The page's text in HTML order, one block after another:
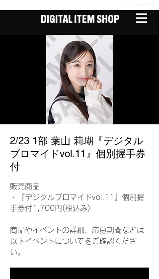
DIGITAL ITEM SHOP
2/23 1部 葉山 莉瑚『デジタル
ブロマイドvol.11』個別握手券
付
販売商品
・『デジタルブロマイドvol.11』個別握
手券付1,700円(税込み)
商品やイベントの詳細、応募期間などは
以下イベントについてをご確認くださ
い。